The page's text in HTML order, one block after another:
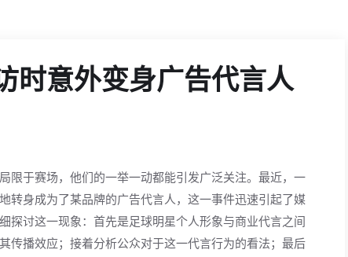
时意外变身广告代言人
限于赛场，他们的一举一动都能引发广泛关注。最近，一
转身成为了某品牌的广告代言人，这一事件迅速引起了媒
探讨这一现象：首先是足球明星个人形象与商业代言之间
传播效应；接着分析公众对于这一代言行为的看法；最后